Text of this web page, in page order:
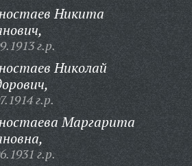
Никита
г.р.
Николай
г.р.
Маргарита
г.р.